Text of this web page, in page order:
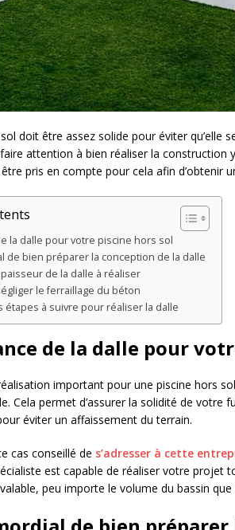
doit être assez solide pour éviter qu’elle
attention à bien réaliser la construction
pris en compte pour cela afin d’obtenir
la dalle pour votre piscine hors sol
de bien préparer la conception de la dalle
de la dalle à réaliser
le ferraillage du béton
étapes à suivre pour réaliser la dalle
de la dalle pour
important pour une piscine hors
Cela permet d’assurer la solidité de
éviter un affaissement du terrain.
cas conseillé de s’adresser à cette
est capable de réaliser votre projet
peu importe le volume du bassin